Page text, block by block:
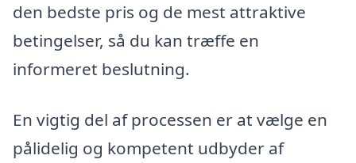
den bedste pris og de mest attraktive
betingelser, så du kan træffe en
informeret beslutning.
En vigtig del af processen er at vælge en
pålidelig og kompetent udbyder af